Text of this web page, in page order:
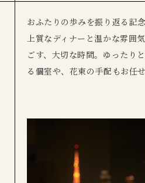
おふたりの歩みを振り返る記念
上質なディナーと温かな雰囲
ごす、大切な時間。ゆったり
る個室や、花束の手配もお任